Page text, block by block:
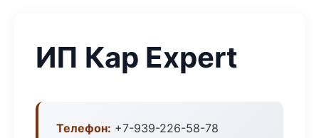
ИП Кар Expert
Телефон: +7-939-226-58-78